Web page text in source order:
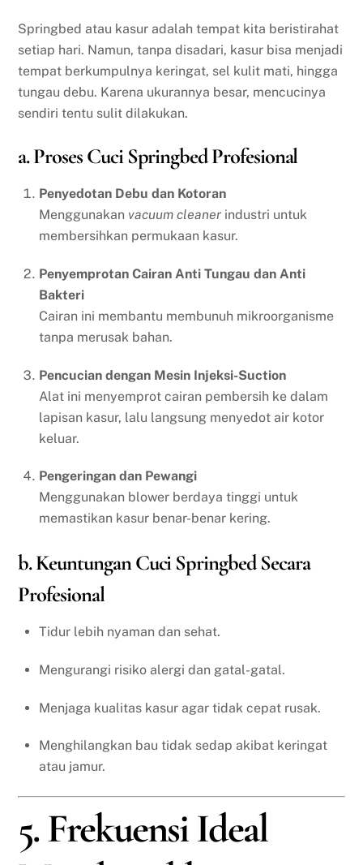
Springbed atau kasur adalah tempat kita beristirahat
setiap hari. Namun, tanpa disadari, kasur bisa menjadi
tempat berkumpulnya keringat, sel kulit mati, hingga
tungau debu. Karena ukurannya besar, mencucinya
sendiri tentu sulit dilakukan.
a. Proses Cuci Springbed Profesional
Penyedotan Debu dan Kotoran
Menggunakan vacuum cleaner industri untuk
membersihkan permukaan kasur.
Penyemprotan Cairan Anti Tungau dan Anti
Bakteri
Cairan ini membantu membunuh mikroorganisme
tanpa merusak bahan.
Pencucian dengan Mesin Injeksi-Suction
Alat ini menyemprot cairan pembersih ke dalam
lapisan kasur, lalu langsung menyedot air kotor
keluar.
Pengeringan dan Pewangi
Menggunakan blower berdaya tinggi untuk
memastikan kasur benar-benar kering.
b. Keuntungan Cuci Springbed Secara
Profesional
Tidur lebih nyaman dan sehat.
Mengurangi risiko alergi dan gatal-gatal.
Menjaga kualitas kasur agar tidak cepat rusak.
Menghilangkan bau tidak sedap akibat keringat
atau jamur.
5. Frekuensi Ideal